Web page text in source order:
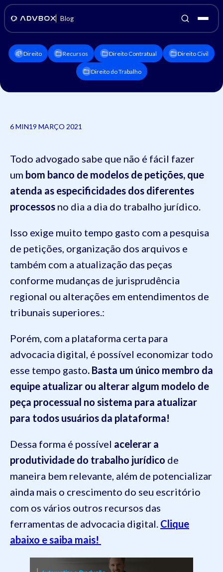
Blog
Direito Recursos Direito Contratual Direito Civil
Direito do Trabalho
6 MIN19 MARÇO 2021
Todo advogado sabe que não é fácil fazer
um bom banco de modelos de petições, que
atenda as especificidades dos diferentes
processos no dia a dia do trabalho jurídico.
Isso exige muito tempo gasto com a pesquisa
de petições, organização dos arquivos e
também com a atualização das peças
conforme mudanças de jurisprudência
regional ou alterações em entendimentos de
tribunais superiores.:
Porém, com a plataforma certa para
advocacia digital, é possível economizar todo
esse tempo gasto. Basta um único membro da
equipe atualizar ou alterar algum modelo de
peça processual no sistema para atualizar
para todos usuários da plataforma!
Dessa forma é possível acelerar a
produtividade do trabalho jurídico de
maneira bem relevante, além de potencializar
ainda mais o crescimento do seu escritório
com os vários outros recursos das
ferramentas de advocacia digital. Clique
abaixo e saiba mais!